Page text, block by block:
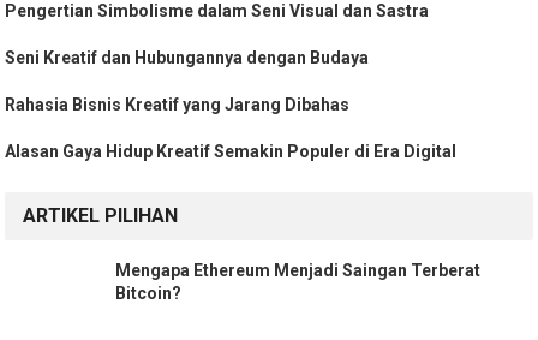
Pengertian Simbolisme dalam Seni Visual dan Sastra
Seni Kreatif dan Hubungannya dengan Budaya
Rahasia Bisnis Kreatif yang Jarang Dibahas
Alasan Gaya Hidup Kreatif Semakin Populer di Era Digital
ARTIKEL PILIHAN
Mengapa Ethereum Menjadi Saingan Terberat
Bitcoin?